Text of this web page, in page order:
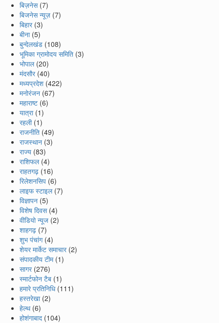
बिज़नेस(7)
बिजनेस न्यूज़ (7)
बिहार(3)
बीना(5)
बुन्देलखंड (108)
भूमिका ग्रामोदय समिति (3)
भोपाल(20)
मंदसौर(40)
मध्यप्रदेश (422)
मनोरंजन (67)
महाराष्ट (6)
यात्रा(1)
रहली(1)
राजनीति (49)
राजस्थान (3)
राज्य (83)
राशिफल(4)
राहतगढ़ (16)
रिलेशनसिप (6)
लाइफ स्टाइल(7)
विज्ञापन (5)
विशेष दिवस(4)
वीडियो न्यूज (2)
शाहगढ़ (7)
शुभ पंचांग(4)
शेयर मार्केट समाचार(2)
संपादकीय टीम(1)
सागर(276)
स्मार्टफोन टैब (1)
हमारे प्रतिनिधि(111)
हस्तरेखा(2)
हेल्थ(6)
होशंगाबाद (104)